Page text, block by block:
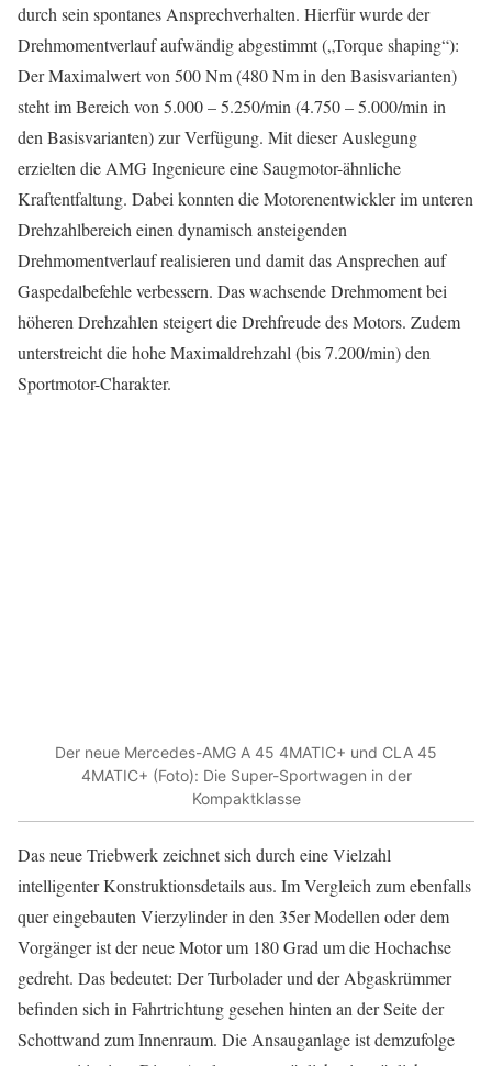
durch sein spontanes Ansprechverhalten. Hierfür wurde der
Drehmomentverlauf aufwändig abgestimmt („Torque shaping“):
Der Maximalwert von 500 Nm (480 Nm in den Basisvarianten)
steht im Bereich von 5.000 – 5.250/min (4.750 – 5.000/min in
den Basisvarianten) zur Verfügung. Mit dieser Auslegung
erzielten die AMG Ingenieure eine Saugmotor-ähnliche
Kraftentfaltung. Dabei konnten die Motorenentwickler im unteren
Drehzahlbereich einen dynamisch ansteigenden
Drehmomentverlauf realisieren und damit das Ansprechen auf
Gaspedalbefehle verbessern. Das wachsende Drehmoment bei
höheren Drehzahlen steigert die Drehfreude des Motors. Zudem
unterstreicht die hohe Maximaldrehzahl (bis 7.200/min) den
Sportmotor-Charakter.
Der neue Mercedes-AMG A 45 4MATIC+ und CLA 45
4MATIC+ (Foto): Die Super-Sportwagen in der
Kompaktklasse
Das neue Triebwerk zeichnet sich durch eine Vielzahl
intelligenter Konstruktionsdetails aus. Im Vergleich zum ebenfalls
quer eingebauten Vierzylinder in den 35er Modellen oder dem
Vorgänger ist der neue Motor um 180 Grad um die Hochachse
gedreht. Das bedeutet: Der Turbolader und der Abgaskrümmer
befinden sich in Fahrtrichtung gesehen hinten an der Seite der
Schottwand zum Innenraum. Die Ansauganlage ist demzufolge